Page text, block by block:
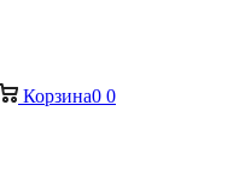
Корзина0 0